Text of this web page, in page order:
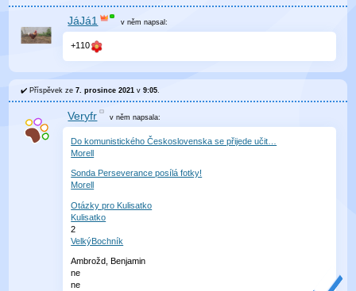
JáJá1 v něm napsal:
+110
Příspěvek ze7. prosince 2021 v9:05.
Veryfr v němnapsala:
Do komunistického Československa se přijede učit…
Morell
Sonda Perseverance posílá fotky!
Morell
Otázky pro Kulisatko
Kulisatko
2
VelkýBochník
Ambrožd, Benjamin
ne
ne